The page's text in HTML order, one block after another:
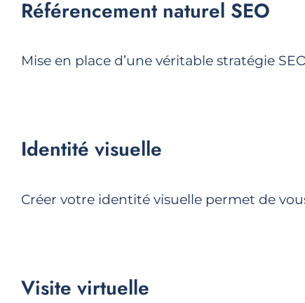
Référencement naturel SEO
Mise en place d’une véritable stratégie
Identité visuelle
Créer votre identité visuelle permet de
Visite virtuelle